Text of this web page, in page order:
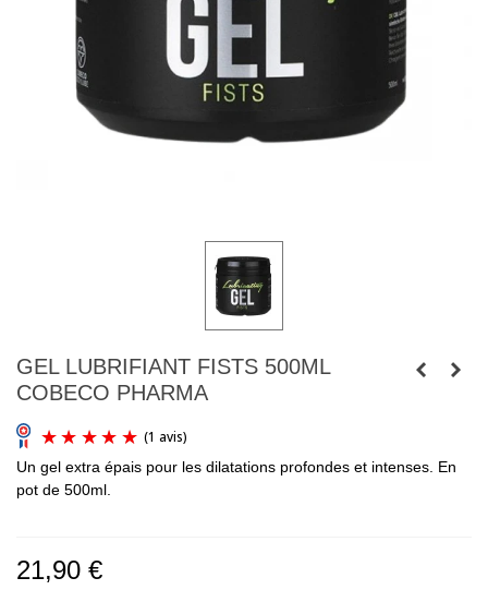
GEL LUBRIFIANT FISTS 500ML
COBECO PHARMA
Un gel extra épais pour les dilatations profondes et intenses. En
pot de 500ml.
21,90 €